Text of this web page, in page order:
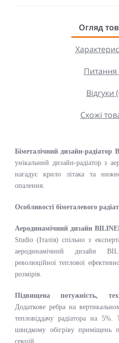
Огляд
Питання
Відгуки
Схожі
Біметалічний дизайн-радіатор
унікальний дизайн-радіатор з
нагадує крило літака та
опалення.
Особливості біметалевого
Аеродинамічний дизайн
Studio (Італія) спільно з
аеродинамічний дизайн
революційної теплової
розмірів.
Підвищена потужність,
Додаткове ребра на
тепловіддачу радіатора на
швидкому обігріву приміщень
секцій.